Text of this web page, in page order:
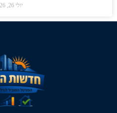
יולי 26, 2026